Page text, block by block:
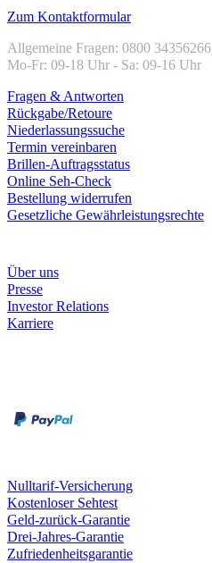
Zum Kontaktformular
Allgemeine Fragen: 0800 34356266
Mo-Fr: 09-18 Uhr - Sa: 09-16 Uhr
Fragen & Antworten
Rückgabe/Retoure
Niederlassungssuche
Termin vereinbaren
Brillen-Auftragsstatus
Online Seh-Check
Bestellung widerrufen
Gesetzliche Gewährleistungsrechte
Über uns
Presse
Investor Relations
Karriere
Nulltarif-Versicherung
Kostenloser Sehtest
Geld-zurück-Garantie
Drei-Jahres-Garantie
Zufriedenheitsgarantie